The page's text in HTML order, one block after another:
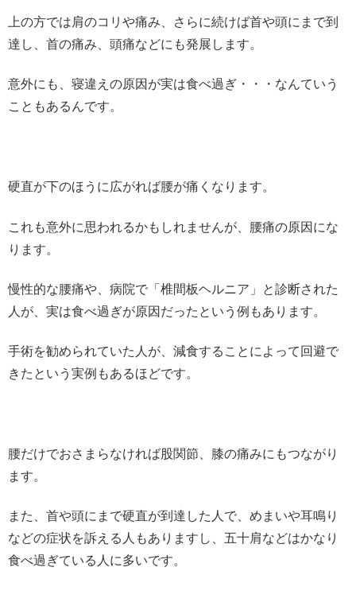
上の方では肩のコリや痛み、さらに続けば首や頭にまで到
達し、首の痛み、頭痛などにも発展します。
意外にも、寝違えの原因が実は食べ過ぎ・・・なんていう
こともあるんです。
硬直が下のほうに広がれば腰が痛くなります。
これも意外に思われるかもしれませんが、腰痛の原因にな
ります。
慢性的な腰痛や、病院で「椎間板ヘルニア」と診断された
人が、実は食べ過ぎが原因だったという例もあります。
手術を勧められていた人が、減食することによって回避で
きたという実例もあるほどです。
腰だけでおさまらなければ股関節、膝の痛みにもつながり
ます。
また、首や頭にまで硬直が到達した人で、めまいや耳鳴り
などの症状を訴える人もありますし、五十肩などはかなり
食べ過ぎている人に多いです。